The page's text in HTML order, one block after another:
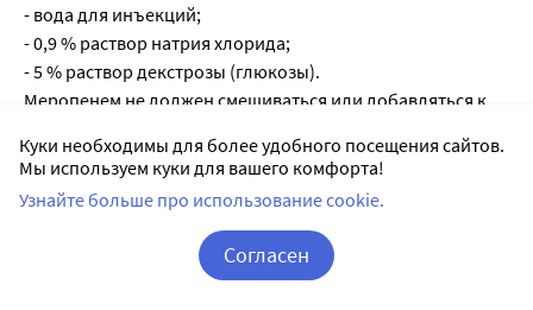
- вода для инъекций;
- 0,9 % раствор натрия хлорида;
- 5 % раствор декстрозы (глюкозы).
Меропенем не должен смешиваться или добавляться к
Фармакокинетика
Внутривенное введение в течение 30 мин меропенема
здоровым добровольцам приводит к максимальной
Куки необходимы для более удобного посещения сайтов.
Мы используем куки для вашего комфорта!
Узнайте больше про использование cookie.
Согласен